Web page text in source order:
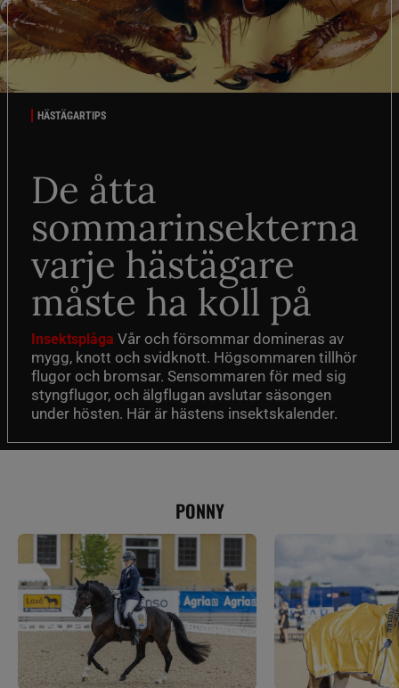
HÄSTÄGARTIPS
De åtta
sommarinsekterna
varje hästägare
måste ha koll på
Insektsplåga Vår och försommar domineras av
mygg, knott och svidknott. Högsommaren tillhör
flugor och bromsar. Sensommaren för med sig
styngflugor, och älgflugan avslutar säsongen
under hösten. Här är hästens insektskalender.
PONNY